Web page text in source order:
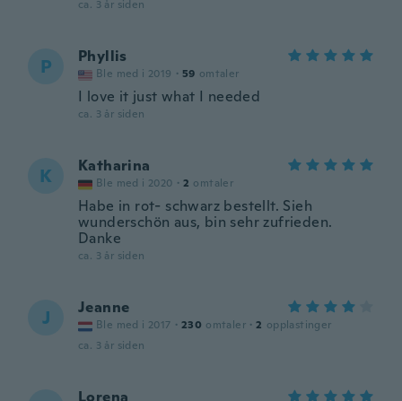
ca. 3 år siden
P Phyllis
Ble med i 2019 · 59 omtaler
I love it just what I needed
ca. 3 år siden
K Katharina
Ble med i 2020 · 2 omtaler
Habe in rot- schwarz bestellt. Sieh
wunderschön aus, bin sehr zufrieden.
Danke
ca. 3 år siden
J Jeanne
Ble med i 2017 · 230 omtaler · 2 opplastinger
ca. 3 år siden
Lorena